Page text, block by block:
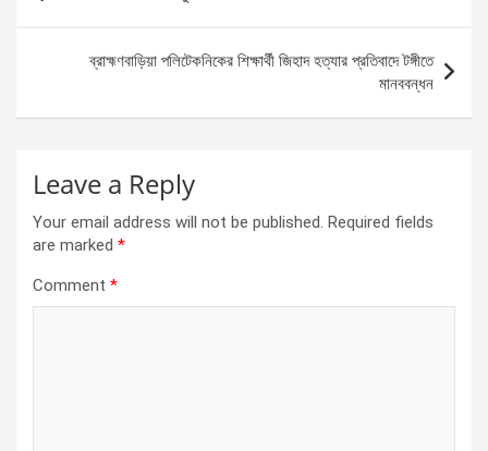
o
o
g
er
A
p
p
navigation
ব্রাহ্মণবাড়িয়া পলিটেকনিকের শিক্ষার্থী জিহাদ হত্যার প্রতিবাদে টঙ্গীতে
মানববন্ধন
Leave a Reply
Your email address will not be published. Required fields
are marked *
Comment *